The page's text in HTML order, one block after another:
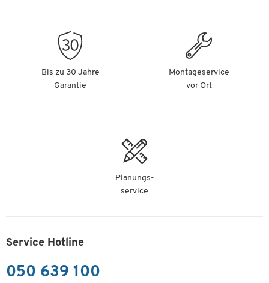
Bis zu 30 Jahre
Garantie
Montageservice
vor Ort
Planungs-
service
Service Hotline
050 639 100